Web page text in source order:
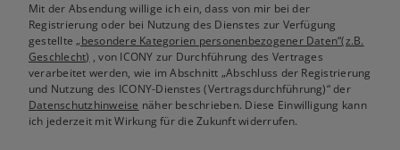
Mit der Absendung willige ich ein, dass von mir bei der
Registrierung oder bei Nutzung des Dienstes zur Verfügung
gestellte„besondere Kategorien personenbezogener Daten“(z.B.
Geschlecht) , von ICONY zur Durchführung des Vertrages
verarbeitet werden, wie im Abschnitt „Abschluss der Registrierung
und Nutzung des ICONY-Dienstes (Vertragsdurchführung)“ der
Datenschutzhinweise näher beschrieben. Diese Einwilligung kann
ich jederzeit mit Wirkung für die Zukunft widerrufen.